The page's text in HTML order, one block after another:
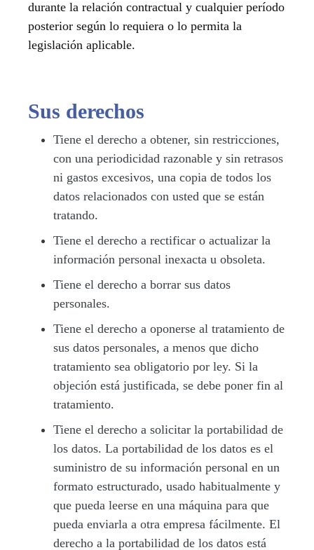
durante la relación contractual y cualquier período
posterior según lo requiera o lo permita la
legislación aplicable.
Sus derechos
Tiene el derecho a obtener, sin restricciones,
con una periodicidad razonable y sin retrasos
ni gastos excesivos, una copia de todos los
datos relacionados con usted que se están
tratando.
Tiene el derecho a rectificar o actualizar la
información personal inexacta u obsoleta.
Tiene el derecho a borrar sus datos
personales.
Tiene el derecho a oponerse al tratamiento de
sus datos personales, a menos que dicho
tratamiento sea obligatorio por ley. Si la
objeción está justificada, se debe poner fin al
tratamiento.
Tiene el derecho a solicitar la portabilidad de
los datos. La portabilidad de los datos es el
suministro de su información personal en un
formato estructurado, usado habitualmente y
que pueda leerse en una máquina para que
pueda enviarla a otra empresa fácilmente. El
derecho a la portabilidad de los datos está